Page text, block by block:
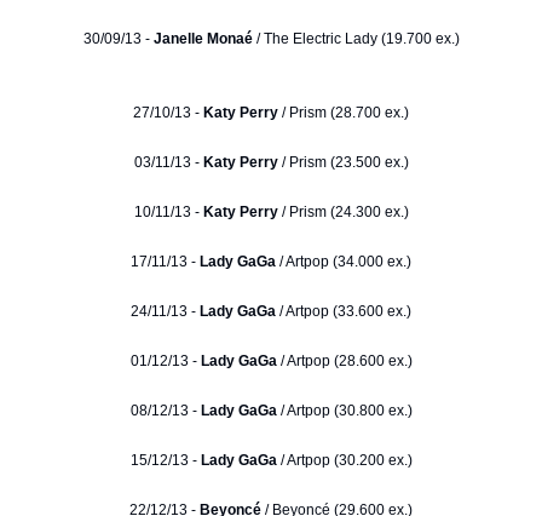
30/09/13 - Janelle Monaé/ The Electric Lady (19.700 ex.)
27/10/13 - Katy Perry / Prism (28.700 ex.)
03/11/13 - Katy Perry/ Prism (23.500 ex.)
10/11/13 - Katy Perry/ Prism (24.300 ex.)
17/11/13 - Lady GaGa / Artpop (34.000 ex.)
24/11/13 - Lady GaGa / Artpop (33.600 ex.)
01/12/13 - Lady GaGa/ Artpop (28.600 ex.)
08/12/13 - Lady GaGa/ Artpop (30.800 ex.)
15/12/13 - Lady GaGa/ Artpop (30.200 ex.)
22/12/13 - Beyoncé / Beyoncé (29.600 ex.)